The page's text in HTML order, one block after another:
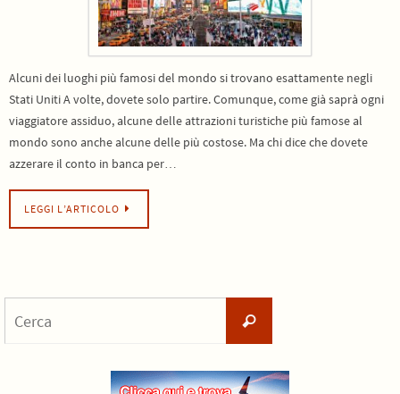
Alcuni dei luoghi più famosi del mondo si trovano esattamente negli
Stati Uniti A volte, dovete solo partire. Comunque, come già saprà ogni
viaggiatore assiduo, alcune delle attrazioni turistiche più famose al
mondo sono anche alcune delle più costose. Ma chi dice che dovete
azzerare il conto in banca per…
LEGGI L’ARTICOLO
Cerca